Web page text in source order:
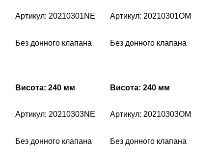
Артикул: 20210301NE
Без донного клапана
Висота: 240 мм
Артикул: 20210303NE
Без донного клапана
Артикул: 20210301OM
Без донного клапана
Висота: 240 мм
Артикул: 20210303OM
Без донного клапана